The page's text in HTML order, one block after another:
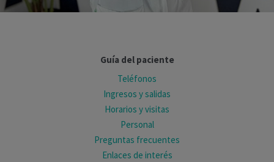
Guía del paciente
Teléfonos
Ingresos y salidas
Horarios y visitas
Personal
Preguntas frecuentes
Enlaces de interés